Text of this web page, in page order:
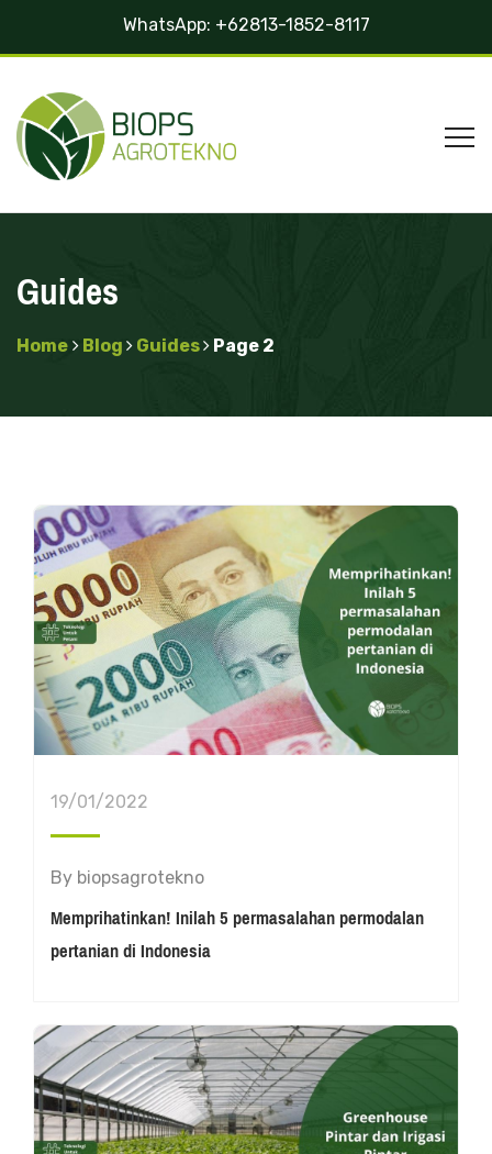
WhatsApp: +62813-1852-8117
Guides
Home Blog Guides Page 2
19/01/2022
By biopsagrotekno
Memprihatinkan! Inilah 5 permasalahan permodalan
pertanian di Indonesia